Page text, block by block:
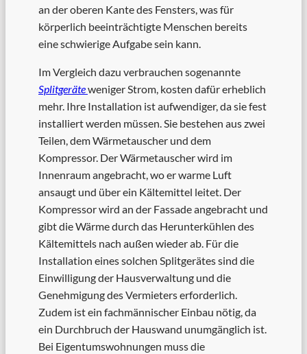
an der oberen Kante des Fensters, was für
körperlich beeinträchtigte Menschen bereits
eine schwierige Aufgabe sein kann.
Im Vergleich dazu verbrauchen sogenannte
Splitgeräteweniger Strom, kosten dafür erheblich
mehr. Ihre Installation ist aufwendiger, da sie fest
installiert werden müssen. Sie bestehen aus zwei
Teilen, dem Wärmetauscher und dem
Kompressor. Der Wärmetauscher wird im
Innenraum angebracht, wo er warme Luft
ansaugt und über ein Kältemittel leitet. Der
Kompressor wird an der Fassade angebracht und
gibt die Wärme durch das Herunterkühlen des
Kältemittels nach außen wieder ab. Für die
Installation eines solchen Splitgerätes sind die
Einwilligung der Hausverwaltung und die
Genehmigung des Vermieters erforderlich.
Zudem ist ein fachmännischer Einbau nötig, da
ein Durchbruch der Hauswand unumgänglich ist.
Bei Eigentumswohnungen muss die